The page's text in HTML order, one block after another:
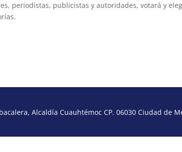
periodistas, publicistas y autoridades, votará y
Alcaldía Cuauhtémoc CP. 06030 Ciudad de